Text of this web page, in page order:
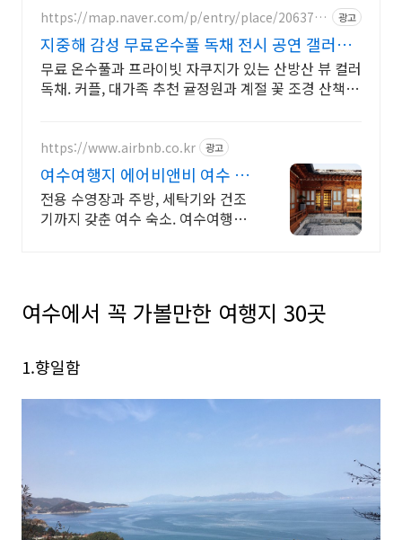
https://map.naver.com/p/entry/place/2063787
광고
지중해 감성 무료온수풀 독채 전시 공연 갤러리
문화공간
무료 온수풀과 프라이빗 자쿠지가 있는 산방산 뷰 컬러
독채. 커플, 대가족 추천 귤정원과 계절 꽃 조경 산책,
https://www.airbnb.co.kr 광고
여수여행지 에어비앤비 여수 밤
바다 감성 숙소
전용 수영장과 주방, 세탁기와 건조
기까지 갖춘 여수 숙소. 여수여행지.
여수에서 꼭 가볼만한 여행지 30곳
1.향일함